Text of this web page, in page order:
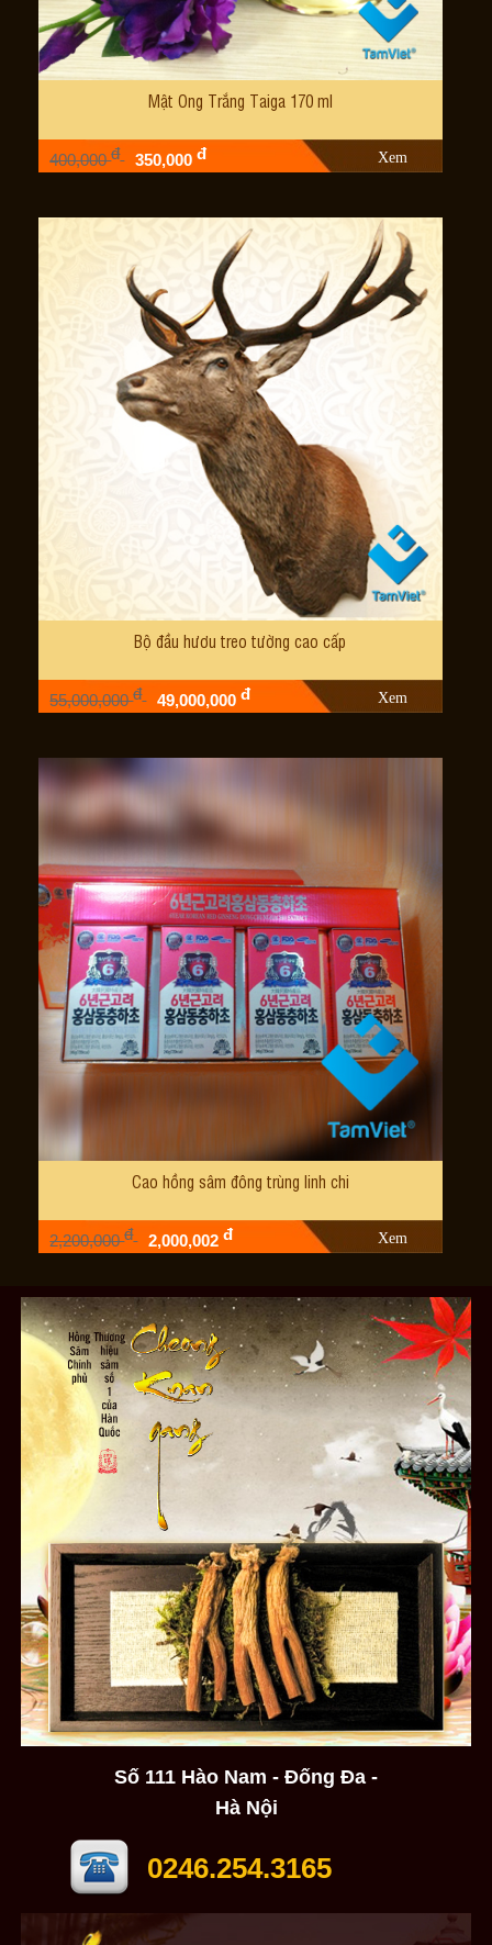
Mật Ong Trắng Taiga 170 ml
400,000đ 350,000đ Xem
Bộ đầu hươu treo tường cao cấp
55,000,000đ 49,000,000đ Xem
Cao hồng sâm đông trùng linh chi
2,200,000đ 2,000,002đ Xem
Số 111 Hào Nam - Đống Đa -
Hà Nội
0246.254.3165